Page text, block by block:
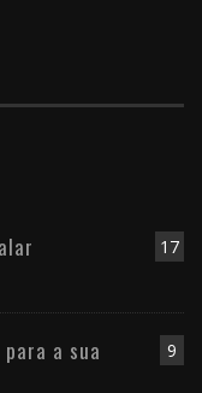
17
9
a sua